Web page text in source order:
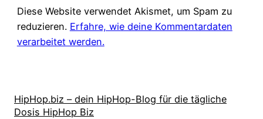
Diese Website verwendet Akismet, um Spam zu
reduzieren. Erfahre, wie deine Kommentardaten
verarbeitet werden.
HipHop.biz – dein HipHop-Blog für die tägliche
Dosis HipHop Biz